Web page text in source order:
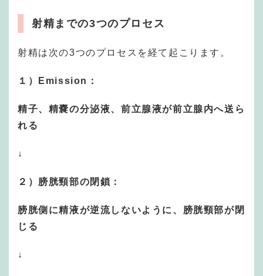
射精までの3つのプロセス
射精は次の3つのプロセスを経て起こります。
１）Emission：
精子、精嚢の分泌液、前立腺液が前立腺内へ送ら
れる
↓
２）膀胱頸部の閉鎖：
膀胱側に精液が逆流しないように、膀胱頸部が閉
じる
↓